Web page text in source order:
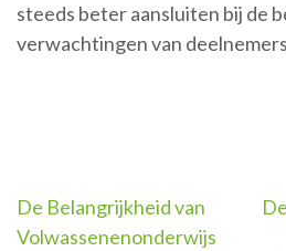
steeds beter aansluiten bij de
verwachtingen van
Berichtnavigatie
De Belangrijkheid van
Volwassenenonderwijs